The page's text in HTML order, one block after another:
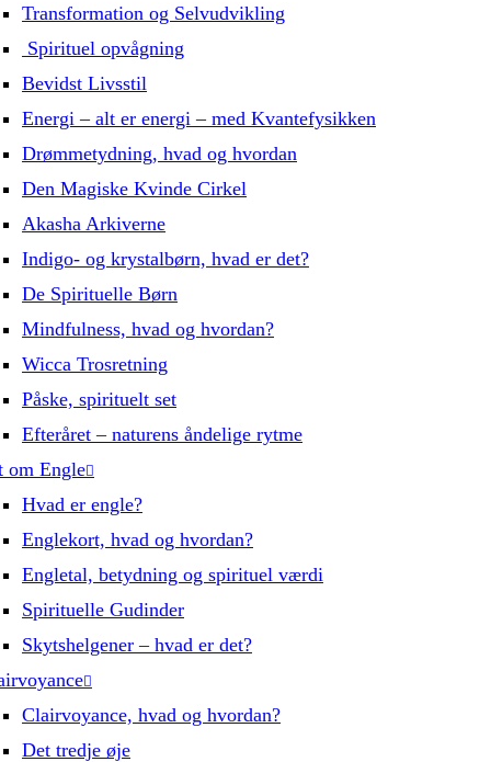
Transformation og Selvudvikling
Spirituel opvågning
Bevidst Livsstil
Energi – alt er energi – med Kvantefysikken
Drømmetydning, hvad og hvordan
Den Magiske Kvinde Cirkel
Akasha Arkiverne
Indigo- og krystalbørn, hvad er det?
De Spirituelle Børn
Mindfulness, hvad og hvordan?
Wicca Trosretning
Påske, spirituelt set
Efteråret – naturens åndelige rytme
om Engle
Hvad er engle?
Englekort, hvad og hvordan?
Engletal, betydning og spirituel værdi
Spirituelle Gudinder
Skytshelgener – hvad er det?
Clairvoyance, hvad og hvordan?
Det tredje øje